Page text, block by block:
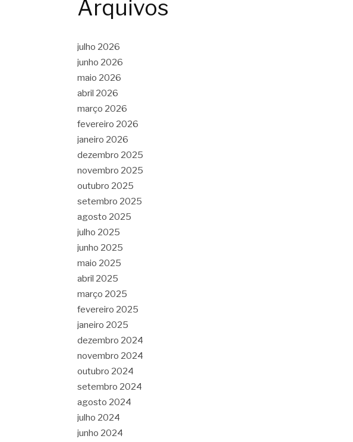
Arquivos
julho 2026
junho 2026
maio 2026
abril 2026
março 2026
fevereiro 2026
janeiro 2026
dezembro 2025
novembro 2025
outubro 2025
setembro 2025
agosto 2025
julho 2025
junho 2025
maio 2025
abril 2025
março 2025
fevereiro 2025
janeiro 2025
dezembro 2024
novembro 2024
outubro 2024
setembro 2024
agosto 2024
julho 2024
junho 2024